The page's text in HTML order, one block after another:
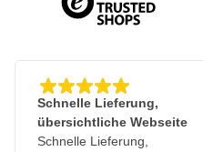
Schnelle Lieferung,
übersichtliche Webseite
Schnelle Lieferung,